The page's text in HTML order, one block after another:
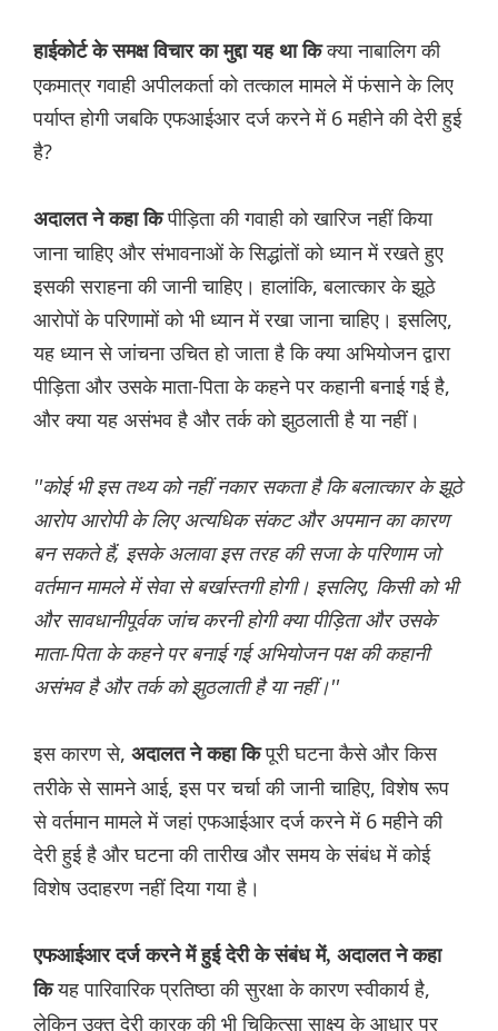
हाईकोर्ट के समक्ष विचार का मुद्दा यह था किक्या नाबालिग की
एकमात्र गवाही अपीलकर्ता को तत्काल मामले में फंसाने के लिए
पर्याप्त होगी जबकि एफआईआर दर्ज करने में 6 महीने की देरी हुई
है?
अदालत ने कहा किपीड़िता की गवाही को खारिज नहीं किया
जाना चाहिए और संभावनाओं के सिद्धांतों को ध्यान में रखते हुए
इसकी सराहना की जानी चाहिए। हालांकि, बलात्कार के झूठे
आरोपों के परिणामों को भी ध्यान में रखा जाना चाहिए। इसलिए,
यह ध्यान से जांचना उचित हो जाता है कि क्या अभियोजन द्वारा
पीड़िता और उसके माता-पिता के कहने पर कहानी बनाई गई है,
और क्या यह असंभव है और तर्क को झुठलाती है या नहीं।
''कोई भी इस तथ्य को नहीं नकार सकता है कि बलात्कार के झूठे
आरोप आरोपी के लिए अत्यधिक संकट और अपमान का कारण
बन सकते हैं, इसके अलावा इस तरह की सजा के परिणाम जो
वर्तमान मामले में सेवा से बर्खास्तगी होगी। इसलिए, किसी को भी
और सावधानीपूर्वक जांच करनी होगी क्या पीड़िता और उसके
माता-पिता के कहने पर बनाई गई अभियोजन पक्ष की कहानी
असंभव है और तर्क को झुठलाती है या नहीं।''
इस कारण से, अदालत ने कहा किपूरी घटना कैसे और किस
तरीके से सामने आई, इस पर चर्चा की जानी चाहिए, विशेष रूप
से वर्तमान मामले में जहां एफआईआर दर्ज करने में 6 महीने की
देरी हुई है और घटना की तारीख और समय के संबंध में कोई
विशेष उदाहरण नहीं दिया गया है।
एफआईआर दर्ज करने में हुई देरी के संबंध में, अदालत ने कहा
कियह पारिवारिक प्रतिष्ठा की सुरक्षा के कारण स्वीकार्य है,
लेकिन उक्त देरी कारक की भी चिकित्सा साक्ष्य के आधार पर